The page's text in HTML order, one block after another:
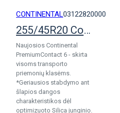
CONTINENTAL03122820000
255/45R20 Continental PremiumContact 6
Naujosios Continental
PremiumContact 6 - skirta
visoms transporto
priemonių klasėms.
*Geriausios stabdymo ant
šlapios dangos
charakteristikos dėl
optimizuoto Silica junginio.